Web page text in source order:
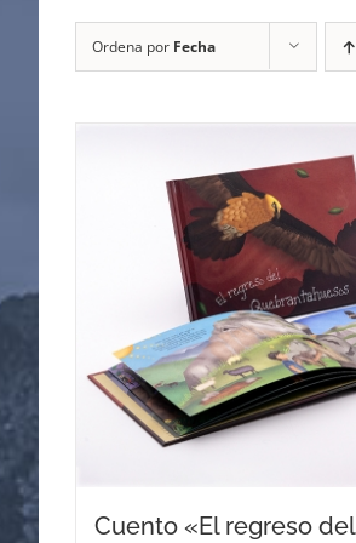
Ordena por Fecha
Cuento «El regreso del